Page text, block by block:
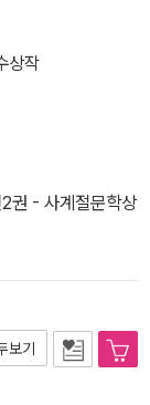
상작
권 - 사계절문학상
보기